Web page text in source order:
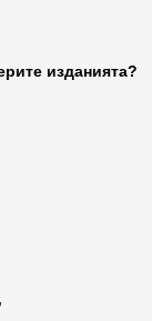
изданията?